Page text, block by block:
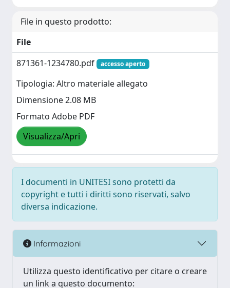
File in questo prodotto:
File
871361-1234780.pdf
accesso aperto
Tipologia: Altro materiale allegato
Dimensione 2.08 MB
Formato Adobe PDF
Visualizza/Apri
I documenti in UNITESI sono protetti da
copyright e tutti i diritti sono riservati, salvo
diversa indicazione.
Informazioni
Utilizza questo identificativo per citare o creare
un link a questo documento: